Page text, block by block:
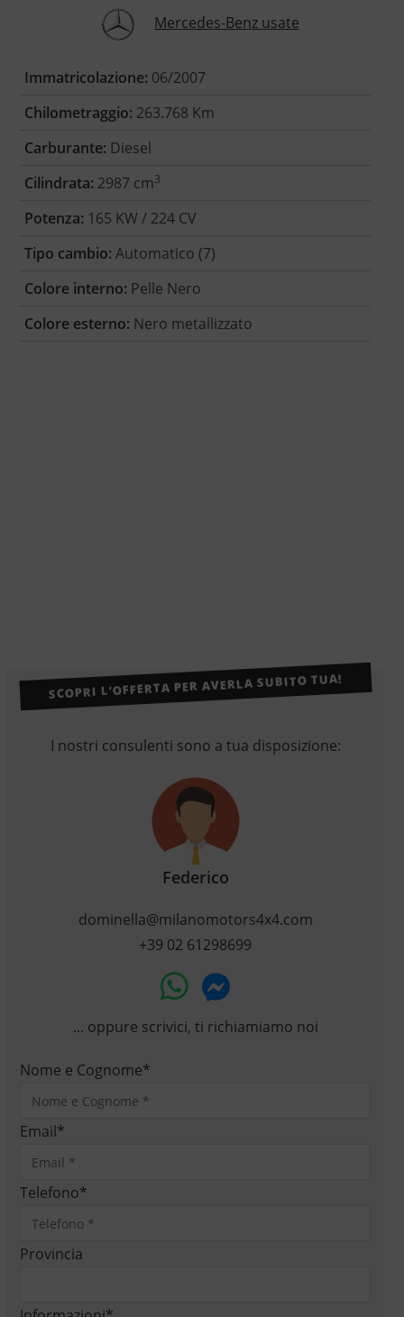
Mercedes-Benz usate
Immatricolazione: 06/2007
Chilometraggio: 263.768 Km
Carburante: Diesel
Cilindrata: 2987 cm3
Potenza: 165 KW / 224 CV
Tipo cambio: Automatico (7)
Colore interno: Pelle Nero
Colore esterno: Nero metallizzato
SCOPRI L’OFFERTA PER AVERLA SUBITO TUA!
I nostri consulenti sono a tua disposizione:
Federico
dominella@milanomotors4x4.com
+39 02 61298699
... oppure scrivici, ti richiamiamo noi
Nome e Cognome*
Email*
Telefono*
Provincia